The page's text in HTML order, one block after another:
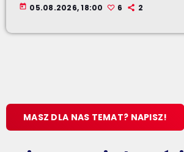
today 05.08.2026, 18:00 6 2
MASZ DLA NAS TEMAT? NAPISZ!